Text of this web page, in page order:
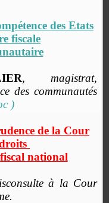
des Etats
fiscale
, magistrat,
des communautés
)
de la Cour
national
à la Cour